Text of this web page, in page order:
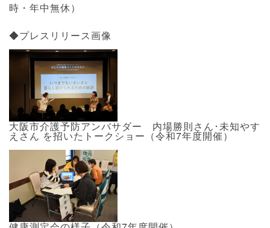
時・年中無休）
◆プレスリリース画像
大阪市介護予防アンバサダー 内場勝則さん･未知やす
えさん を招いたトークショー（令和7年度開催）